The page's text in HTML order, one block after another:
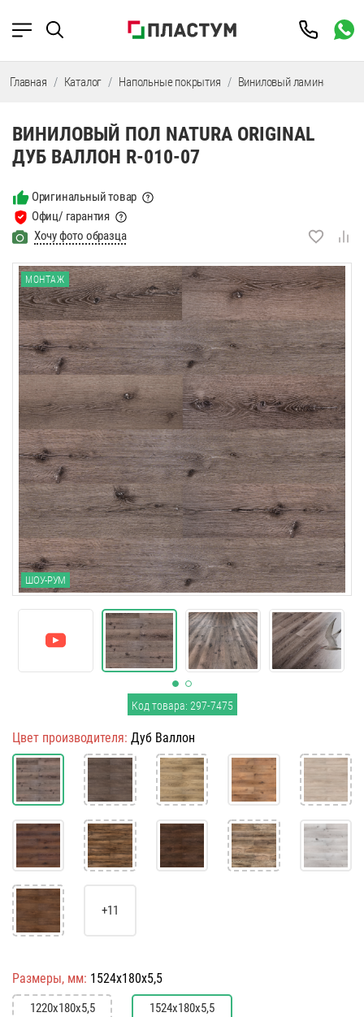
Главная Каталог Напольные покрытия Виниловый ламинат
ВИНИЛОВЫЙ ПОЛ NATURA ORIGINAL
ДУБ ВАЛЛОН R-010-07
Оригинальный товар
Офиц/ гарантия
Хочу фото образца
МОНТАЖ
ШОУ-РУМ
Код товара: 297-7475
Цвет производителя: Дуб Валлон
+11
Размеры, мм: 1524х180х5,5
1220х180х5,5 1524х180х5,5